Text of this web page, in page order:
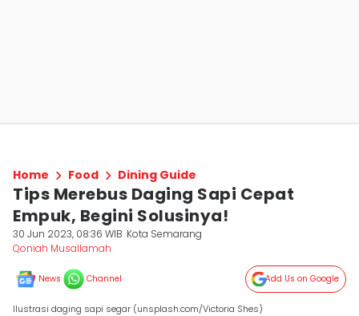
Home Food Dining Guide
Tips Merebus Daging Sapi Cepat
Empuk, Begini Solusinya!
30 Jun 2023, 08:36 WIB Kota Semarang
Qoniah Musallamah
News Channel Add Us on Google
Ilustrasi daging sapi segar (unsplash.com/Victoria Shes)